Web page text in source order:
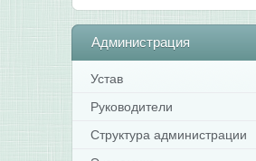
Администрация
Устав
Руководители
Структура администрации